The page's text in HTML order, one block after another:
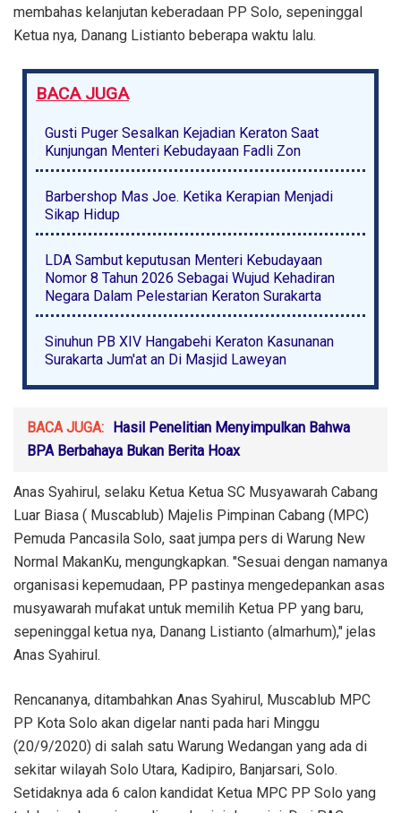
membahas kelanjutan keberadaan PP Solo, sepeninggal
Ketua nya, Danang Listianto beberapa waktu lalu.
BACA JUGA
Gusti Puger Sesalkan Kejadian Keraton Saat
Kunjungan Menteri Kebudayaan Fadli Zon
Barbershop Mas Joe. Ketika Kerapian Menjadi
Sikap Hidup
LDA Sambut keputusan Menteri Kebudayaan
Nomor 8 Tahun 2026 Sebagai Wujud Kehadiran
Negara Dalam Pelestarian Keraton Surakarta
Sinuhun PB XIV Hangabehi Keraton Kasunanan
Surakarta Jum'at an Di Masjid Laweyan
BACA JUGA:
Hasil Penelitian Menyimpulkan Bahwa
BPA Berbahaya Bukan Berita Hoax
Anas Syahirul, selaku Ketua Ketua SC Musyawarah Cabang
Luar Biasa ( Muscablub) Majelis Pimpinan Cabang (MPC)
Pemuda Pancasila Solo, saat jumpa pers di Warung New
Normal MakanKu, mengungkapkan. "Sesuai dengan namanya
organisasi kepemudaan, PP pastinya mengedepankan asas
musyawarah mufakat untuk memilih Ketua PP yang baru,
sepeninggal ketua nya, Danang Listianto (almarhum)," jelas
Anas Syahirul.
Rencananya, ditambahkan Anas Syahirul, Muscablub MPC
PP Kota Solo akan digelar nanti pada hari Minggu
(20/9/2020) di salah satu Warung Wedangan yang ada di
sekitar wilayah Solo Utara, Kadipiro, Banjarsari, Solo.
Setidaknya ada 6 calon kandidat Ketua MPC PP Solo yang